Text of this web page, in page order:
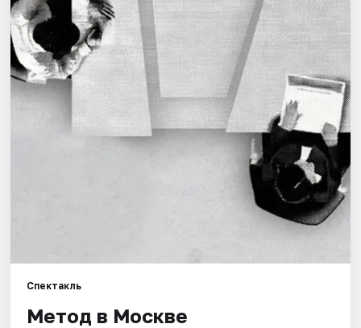
Города
Площадки
Артисты
Рейтинги
Спектакль
Метод в Москве